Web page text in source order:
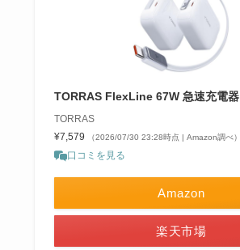
TORRAS FlexLine 67W 急速充電器
TORRAS
¥7,579
（2026/07/30 23:28時点 | Amazon調べ）
口コミを見る
Amazon
楽天市場